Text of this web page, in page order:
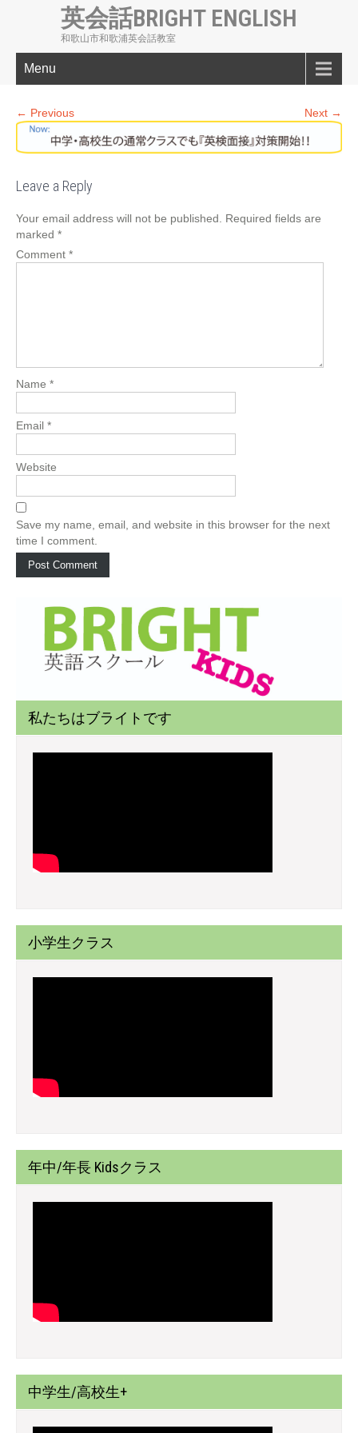
英会話BRIGHT ENGLISH
和歌山市和歌浦英会話教室
Menu
← Previous Next →
Leave a Reply
Your email address will not be published. Required fields are
marked *
Comment *
Name *
Email *
Website
Save my name, email, and website in this browser for the next
time I comment.
私たちはブライトです
小学生クラス
年中/年長 Kidsクラス
中学生/高校生+